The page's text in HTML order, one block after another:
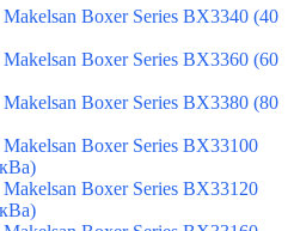
Boxer Series BX3340 (40
Boxer Series BX3360 (60
Boxer Series BX3380 (80
Boxer Series BX33100
Boxer Series BX33120